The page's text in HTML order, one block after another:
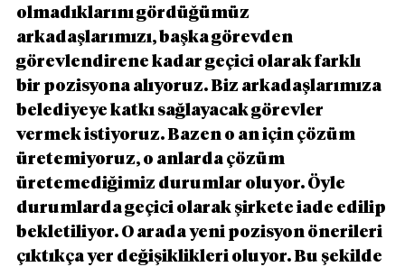
olmadıklarını gördüğümüz
arkadaşlarımızı, başka görevden
görevlendirene kadar geçici olarak farklı
bir pozisyona alıyoruz. Biz arkadaşlarımıza
belediyeye katkı sağlayacak görevler
vermek istiyoruz. Bazen o an için çözüm
üretemiyoruz, o anlarda çözüm
üretemediğimiz durumlar oluyor. Öyle
durumlarda geçici olarak şirkete iade edilip
bekletiliyor. O arada yeni pozisyon önerileri
çıktıkça yer değişiklikleri oluyor. Bu şekilde